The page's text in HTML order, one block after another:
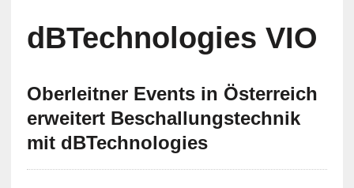
dBTechnologies VIO
Oberleitner Events in Österreich
erweitert Beschallungstechnik
mit dBTechnologies